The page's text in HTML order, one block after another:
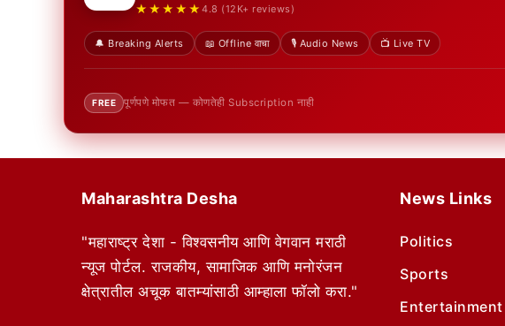
★★★★★ 4.8 (12K+ reviews)
🔔 Breaking Alerts 📖 Offline वाचा 🎙️ Audio News 📺 Live TV
FREE पूर्णपणे मोफत — कोणतेही Subscription नाही
Maharashtra Desha
"महाराष्ट्र देशा - विश्वसनीय आणि वेगवान मराठी
न्यूज पोर्टल. राजकीय, सामाजिक आणि मनोरंजन
क्षेत्रातील अचूक बातम्यांसाठी आम्हाला फॉलो करा."
News Links
Politics
Sports
Entertainment